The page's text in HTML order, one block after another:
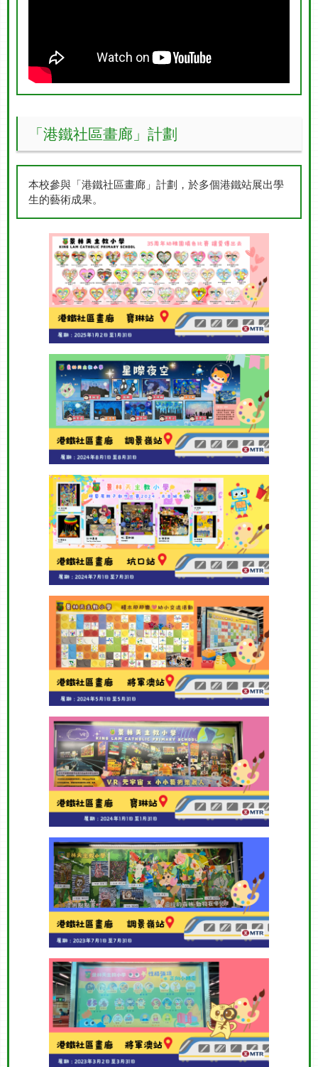
「港鐵社區畫廊」計劃
本校參與「港鐵社區畫廊」計劃，於多個港鐵站展出學
生的藝術成果。